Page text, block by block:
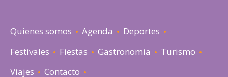
Quienes somos Agenda
Deportes
Festivales
Fiestas Gastronomia
Turismo
Viajes
Contacto